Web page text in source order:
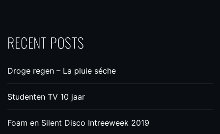
RECENT POSTS
Droge regen – La pluie séche
Studenten TV 10 jaar
Foam en Silent Disco Intreeweek 2019